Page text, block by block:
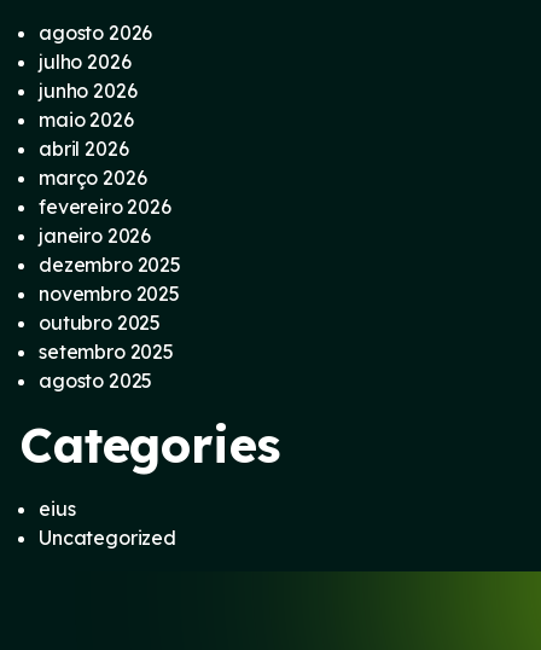
agosto 2026
julho 2026
junho 2026
maio 2026
abril 2026
março 2026
fevereiro 2026
janeiro 2026
dezembro 2025
novembro 2025
outubro 2025
setembro 2025
agosto 2025
Categories
eius
Uncategorized